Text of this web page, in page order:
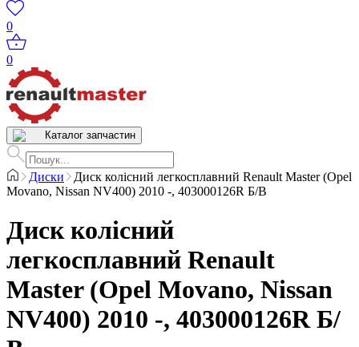
0
0
Каталог запчастин
Диски
Диск колісний легкосплавний Renault Master (Opel
Movano, Nissan NV400) 2010 -, 403000126R Б/В
Диск колісний
легкосплавний Renault
Master (Opel Movano, Nissan
NV400) 2010 -, 403000126R Б/